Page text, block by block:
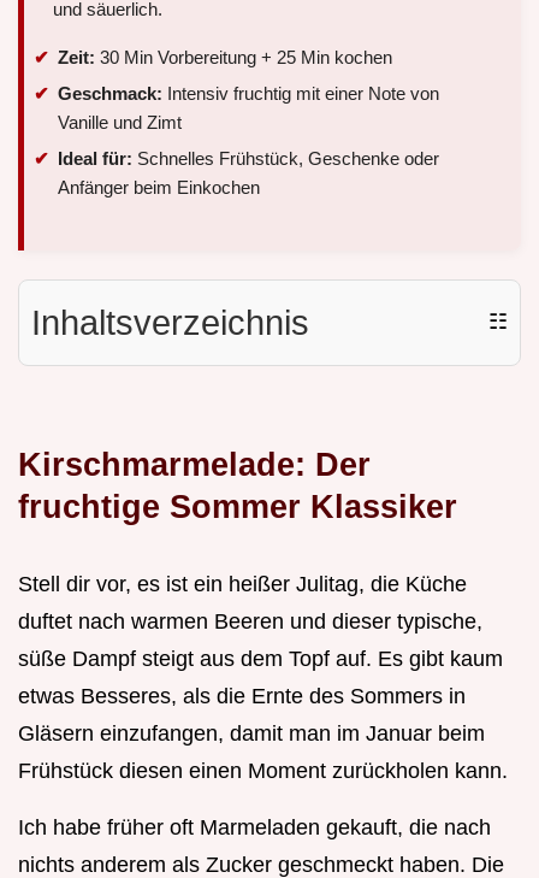
und säuerlich.
Zeit: 30 Min Vorbereitung + 25 Min kochen
Geschmack: Intensiv fruchtig mit einer Note von
Vanille und Zimt
Ideal für: Schnelles Frühstück, Geschenke oder
Anfänger beim Einkochen
Inhaltsverzeichnis ☷
Kirschmarmelade: Der
fruchtige Sommer Klassiker
Stell dir vor, es ist ein heißer Julitag, die Küche
duftet nach warmen Beeren und dieser typische,
süße Dampf steigt aus dem Topf auf. Es gibt kaum
etwas Besseres, als die Ernte des Sommers in
Gläsern einzufangen, damit man im Januar beim
Frühstück diesen einen Moment zurückholen kann.
Ich habe früher oft Marmeladen gekauft, die nach
nichts anderem als Zucker geschmeckt haben. Die